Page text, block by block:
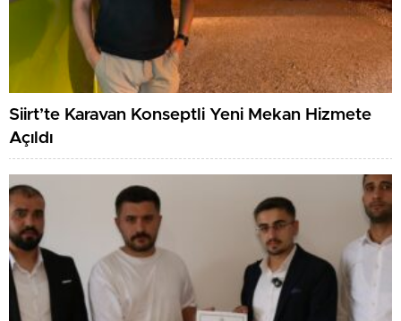
Siirt’te Karavan Konseptli Yeni Mekan Hizmete
Açıldı